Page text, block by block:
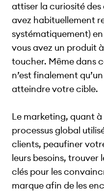
attiser la curiosité
avez habituellement
systématiquement)
vous avez un produit
toucher. Même dans
n’est finalement
atteindre votre cible.
Le marketing, quant à
processus global
clients, peaufiner
leurs besoins, trouver
clés pour les
marque afin de les